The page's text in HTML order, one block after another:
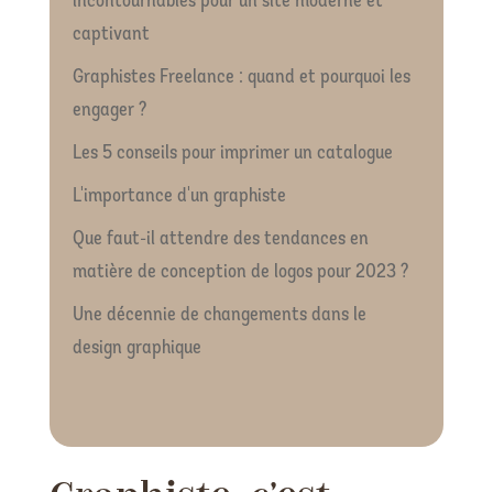
captivant
Graphistes Freelance : quand et pourquoi les
engager ?
Les 5 conseils pour imprimer un catalogue
L'importance d'un graphiste
Que faut-il attendre des tendances en
matière de conception de logos pour 2023 ?
Une décennie de changements dans le
design graphique